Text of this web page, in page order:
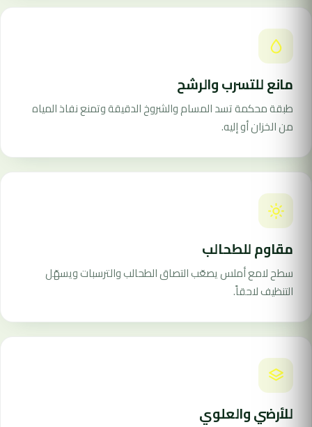
مانع للتسرب والرشح
طبقة محكمة تسد المسام والشروخ الدقيقة وتمنع نفاذ المياه
من الخزان أو إليه.
مقاوم للطحالب
سطح لامع أملس يصعّب التصاق الطحالب والترسبات ويسهّل
التنظيف لاحقاً.
للأرضي والعلوي